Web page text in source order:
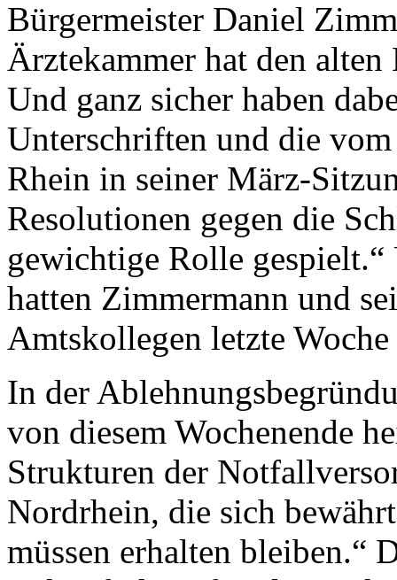
Bürgermeister Daniel
Ärztekammer hat den
Und ganz sicher haben
Unterschriften und die
Rhein in seiner März-
Resolutionen gegen die
gewichtige Rolle
hatten Zimmermann und
Amtskollegen letzte
In der
von diesem Wochenende
Strukturen der
Nordrhein, die sich
müssen erhalten bleiben.“